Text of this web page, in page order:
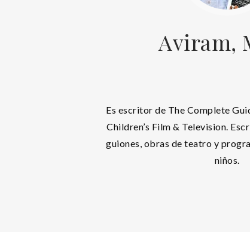
Aviram,
Es escritor de The Complete
Children’s Film & Television.
guiones, obras de teatro y
niños.